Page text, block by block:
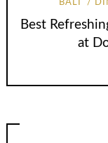
BALI
Best
at